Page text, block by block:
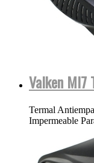
Valken MI7
Termal
Impermeable